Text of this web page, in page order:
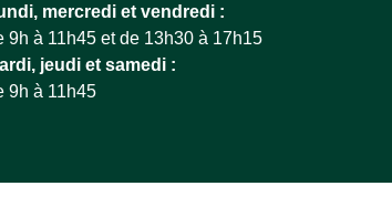
mercredi et vendredi :
9h à 11h45 et de 13h30 à 17h15
jeudi et samedi :
9h à 11h45